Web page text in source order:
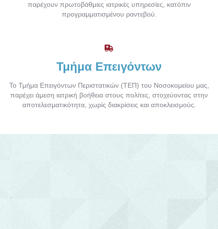
παρέχουν πρωτοβάθμιες ιατρικές υπηρεσίες, κατόπιν
προγραμματισμένου ραντεβού.
Τμήμα Επειγόντων
Το Τμήμα Επειγόντων Περιστατικών (ΤΕΠ) του Νοσοκομείου μας,
παρέχει άμεση ιατρική βοήθεια στους πολίτες, στοχεύοντας στην
αποτελεσματικότητα, χωρίς διακρίσεις και αποκλεισμούς.